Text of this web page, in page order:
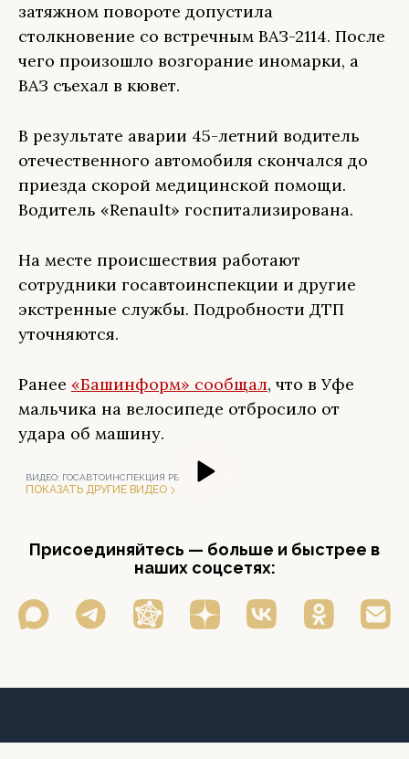
затяжном повороте допустила
столкновение со встречным ВАЗ-2114. После
чего произошло возгорание иномарки, а
ВАЗ съехал в кювет.
В результате аварии 45-летний водитель
отечественного автомобиля скончался до
приезда скорой медицинской помощи.
Водитель «Renault» госпитализирована.
На месте происшествия работают
сотрудники госавтоинспекции и другие
экстренные службы. Подробности ДТП
уточняются.
Ранее «Башинформ» сообщал, что в Уфе
мальчика на велосипеде отбросило от
удара об машину.
ВИДЕО: ГОСАВТОИНСПЕКЦИЯ РБ
ПОКАЗАТЬ ДРУГИЕ ВИДЕО
Присоединяйтесь — больше и быстрее в
наших соцсетях: